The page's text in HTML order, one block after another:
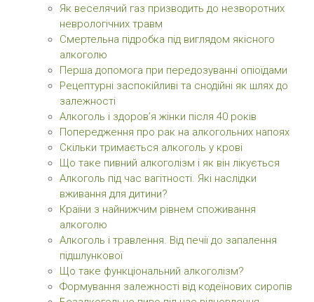
Як веселячий газ призводить до незворотних
неврологічних травм
Смертельна підробка під виглядом якісного
алкоголю
Перша допомога при передозуванні опіоїдами
Рецептурні заспокійливі та снодійні як шлях до
залежності
Алкоголь і здоров’я жінки після 40 років
Попередження про рак на алкогольних напоях
Скільки тримається алкоголь у крові
Що таке пивний алкоголізм і як він лікується
Алкоголь під час вагітності. Які наслідки
вживання для дитини?
Країни з найнижчим рівнем споживання
алкоголю
Алкоголь і травлення. Від печії до запалення
підшлункової
Що таке функціональний алкоголізм?
Формування залежності від кодеїнових сиропів